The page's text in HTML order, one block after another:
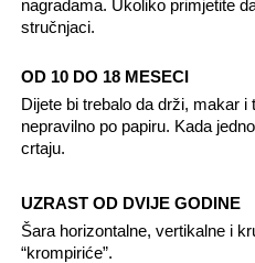
nagradama. Ukoliko primjetite
stručnjaci.
OD 10 DO 18 MESECI
Dijete bi trebalo da drži, makar
nepravilno po papiru. Kada
crtaju.
UZRAST OD DVIJE GODINE
Šara horizontalne, vertikalne i
“krompiriće”.